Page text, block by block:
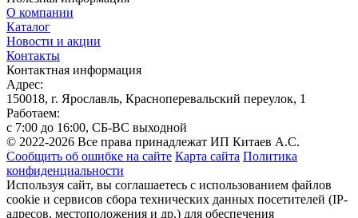
О компании
Каталог
Новости и акции
Контакты
Контактная информация
Адрес:
150018, г. Ярославль, Красноперевальский переулок, 1
Работаем:
c 7:00 до 16:00, СБ-ВС выходной
© 2022-2026 Все права принадлежат ИП Китаев А.С.
Сообщить об ошибке на сайте Карта сайта Политика
конфиденциальности
Используя сайт, вы соглашаетесь с использованием файлов
cookie и сервисов сбора технических данных посетителей (IP-
адресов, местоположения и др.) для обеспечения